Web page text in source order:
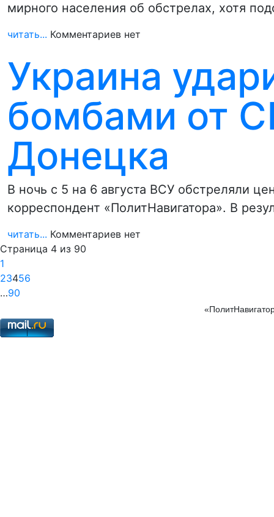
мирного населения об обстрелах, хотя
читать... Комментариев нет
Украина
бомбами от
Донецка
В ночь с 5 на 6 августа ВСУ обстреляли
корреспондент «ПолитНавигатора». В
читать... Комментариев нет
Страница 4 из 90
1
23456
…90